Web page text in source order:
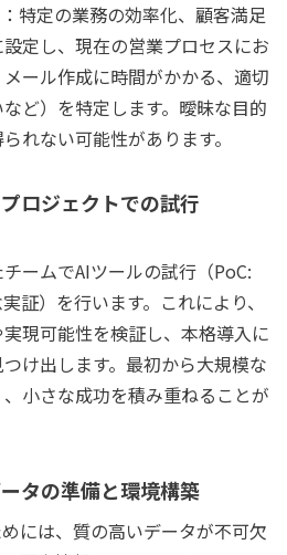
特定の業務の効率化、顧客満足
定し、現在の営業プロセスにお
ール作成に時間がかかる、適切
ど）を特定します。曖昧な目的
れない可能性があります。
ロジェクトでの試行
ームでAIツールの試行（PoC:
証）を行います。これにより、
現可能性を検証し、本格導入に
け出します。最初から大規模な
小さな成功を積み重ねることが
タの準備と環境構築
には、質の高いデータが不可欠